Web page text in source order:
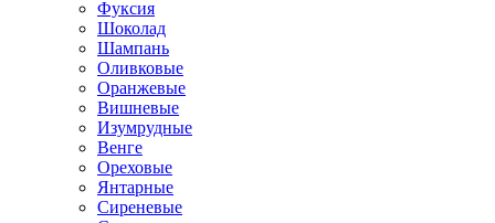
Фуксия
Шоколад
Шампань
Оливковые
Оранжевые
Вишневые
Изумрудные
Венге
Ореховые
Янтарные
Сиреневые